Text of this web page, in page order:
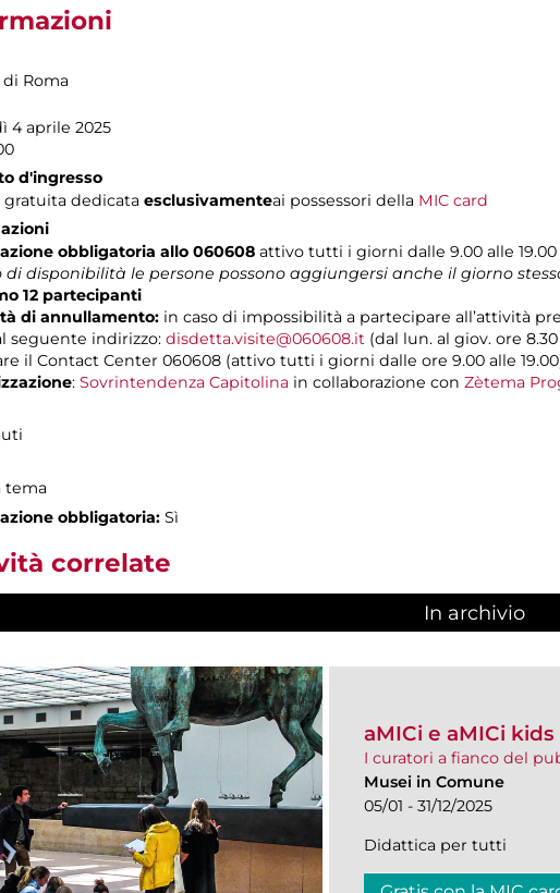
Roma
4 aprile 2025
d'ingresso
dedicata esclusivamenteai possessori della MIC card
obbligatoria allo 060608 attivo tutti i giorni dalle 9.00 alle 19.00
di disponibilità le persone possono aggiungersi anche il giorno
12 partecipanti
di annullamento: in caso di impossibilità a partecipare all’attività
seguente indirizzo: disdetta.visite@060608.it (dal lun. al giov. ore
il Contact Center 060608 (attivo tutti i giorni dalle ore 9.00 alle
: Sovrintendenza Capitolina in collaborazione con Zètema
tema
obbligatoria: Sì
correlate
In archivio
aMICi e aMICi kids
I curatori a fianco del
Musei in Comune
05/01 - 31/12/2025
Didattica per tutti